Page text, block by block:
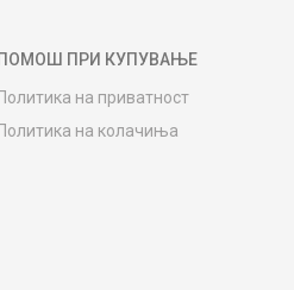
ПОМОШ ПРИ КУПУВАЊЕ
Политика на приватност
Политика на колачиња